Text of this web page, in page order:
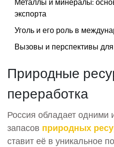
экспорта
Уголь и его роль в
Вызовы и перспективы для
Природные
переработка
Россия обладает одними
запасов природных
ставит её в уникальное